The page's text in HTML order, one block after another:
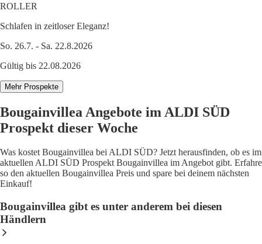
ROLLER
Schlafen in zeitloser Eleganz!
So. 26.7. - Sa. 22.8.2026
Gültig bis 22.08.2026
Mehr Prospekte
Bougainvillea Angebote im ALDI SÜD
Prospekt dieser Woche
Was kostet Bougainvillea bei ALDI SÜD? Jetzt herausfinden, ob es im
aktuellen ALDI SÜD Prospekt Bougainvillea im Angebot gibt. Erfahre
so den aktuellen Bougainvillea Preis und spare bei deinem nächsten
Einkauf!
Bougainvillea gibt es unter anderem bei diesen
Händlern